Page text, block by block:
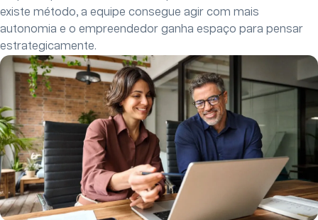
existe método, a equipe consegue agir com mais
autonomia e o empreendedor ganha espaço para pensar
estrategicamente.